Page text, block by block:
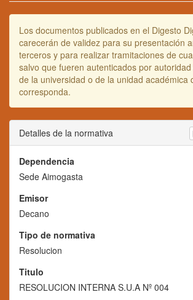
Los documentos publicados en el Digesto
carecerán de validez para su presentación
terceros y para realizar tramitaciones de
salvo que fueren autenticados por
de la universidad o de la unidad académica
corresponda.
Detalles de la normativa
Dependencia
Sede Aimogasta
Emisor
Decano
Tipo de normativa
Resolucion
Titulo
RESOLUCION INTERNA S.U.A Nº 004